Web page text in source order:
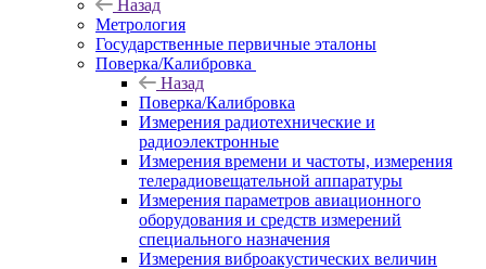
Назад
Метрология
Государственные первичные эталоны
Поверка/Калибровка
Назад
Поверка/Калибровка
Измерения радиотехнические и
радиоэлектронные
Измерения времени и частоты, измерения
телерадиовещательной аппаратуры
Измерения параметров авиационного
оборудования и средств измерений
специального назначения
Измерения виброакустических величин